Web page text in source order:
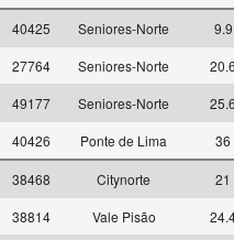
40425 Seniores-Norte 9.9
27764 Seniores-Norte 20.6
49177 Seniores-Norte 25.6
40426 Ponte de Lima 36
38468 Citynorte 21
38814 Vale Pisão